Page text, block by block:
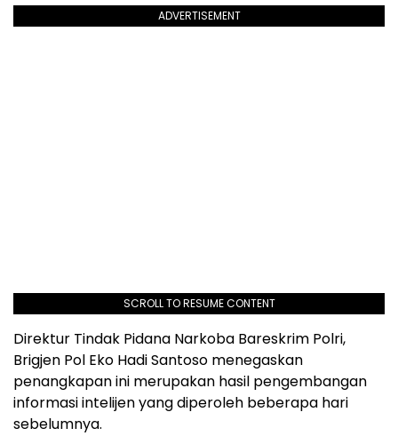
ADVERTISEMENT
SCROLL TO RESUME CONTENT
Direktur Tindak Pidana Narkoba Bareskrim Polri,
Brigjen Pol Eko Hadi Santoso menegaskan
penangkapan ini merupakan hasil pengembangan
informasi intelijen yang diperoleh beberapa hari
sebelumnya.